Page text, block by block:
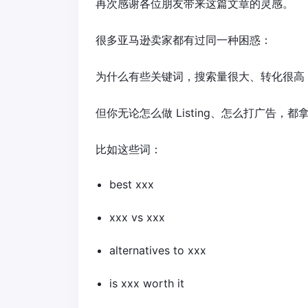
再次感谢各位朋友带来这篇文章的灵感。
很多亚马逊卖家都有过同一种困惑：
为什么有些关键词，搜索量很大、转化很高
但你无论怎么做 Listing、怎么打广告，都
比如这些词：
best xxx
xxx vs xxx
alternatives to xxx
is xxx worth it